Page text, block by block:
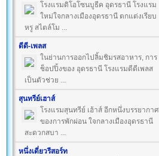
โรงแรมดิโอโซนบูธีค อุดรธานี โรงแรม
ใหม่ใจกลางเมืองอุดรธานี ตกแต่งเรียบ
หรู สไตล์โม ...
ดีดี-เพลส
ในย่านการออกไปลิ้มชิมรสอาหาร, การ
ช็อปปิ้งของ อุดรธานี โรงแรมดีดีเพลส
เป็นตัวช่วย ...
สุนทรีย์เฮาส์
โรงแรมสุนทรีย์ เฮ้าส์ อีกหนึ่งบรรยากาศ
ของการพักผ่อน ใจกลางเมืองอุดรธานี
สะดวกสบา ...
หนึ่งเดี่ยวรีสอร์ท